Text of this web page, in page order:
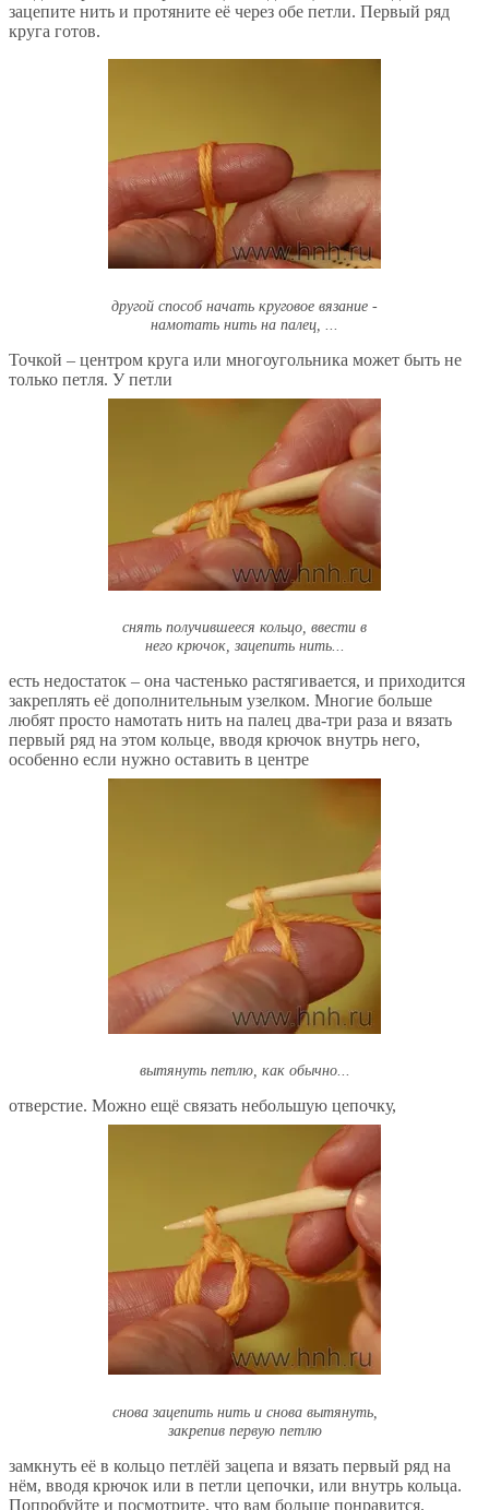
зацепите нить и протяните её через обе петли. Первый ряд
круга готов.
другой способ начать круговое вязание -
намотать нить на палец, ...
Точкой – центром круга или многоугольника может быть не
только петля. У петли
снять получившееся кольцо, ввести в
него крючок, зацепить нить...
есть недостаток – она частенько растягивается, и приходится
закреплять её дополнительным узелком. Многие больше
любят просто намотать нить на палец два-три раза и вязать
первый ряд на этом кольце, вводя крючок внутрь него,
особенно если нужно оставить в центре
вытянуть петлю, как обычно...
отверстие. Можно ещё связать небольшую цепочку,
снова зацепить нить и снова вытянуть,
закрепив первую петлю
замкнуть её в кольцо петлёй зацепа и вязать первый ряд на
нём, вводя крючок или в петли цепочки, или внутрь кольца.
Попробуйте и посмотрите, что вам больше понравится.